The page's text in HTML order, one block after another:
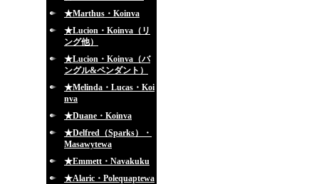
★Marthus・Koinva
★Lucion・Koinva（リ
ング他）
★Lucion・Koinva（バ
ングル&ペンダント）
★Melinda・Lucas・Koi
nva
★Duane・Koinva
★Delfred（Sparks）・
Masawytewa
★Emmett・Navakuku
★Alaric・Polequaptewa